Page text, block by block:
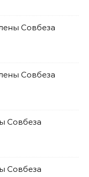
Совбеза
Совбеза
Совбеза
Совбеза